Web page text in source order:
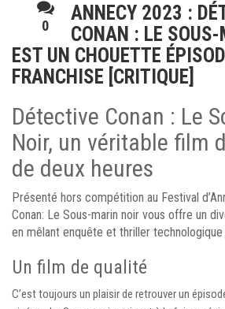
0
ANNECY 2023 :
CONAN : LE
EST UN CHOUETTE
FRANCHISE [CRITIQUE]
Détective Conan : Le
Noir, un véritable film
de deux heures
Présenté hors compétition au Festival
Conan: Le Sous-marin noir vous offre un
en mêlant enquête et thriller technologique
Un film de qualité
C’est toujours un plaisir de retrouver un